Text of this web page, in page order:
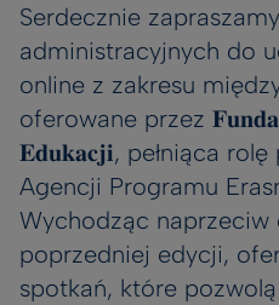
Serdecznie
administracyjnych do
online z zakresu
oferowane przez
𝐄𝐝𝐮𝐤𝐚𝐜𝐣𝐢, pełniąca
Agencji Programu
Wychodząc
poprzedniej edycji,
spotkań, które